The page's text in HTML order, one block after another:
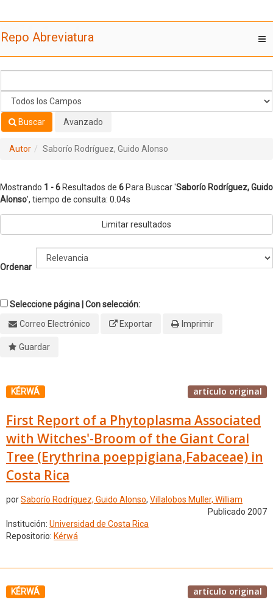
Alonso'
Repo Abreviatura
Buscar Avanzado
Autor Saborío Rodríguez, Guido Alonso
Mostrando 1 - 6 Resultados de 6 Para Buscar 'Saborío Rodríguez, Guido
Alonso', tiempo de consulta: 0.04s
Limitar resultados
Ordenar
Seleccione página | Con selección:
Correo Electrónico
Exportar Imprimir
Guardar
KÉRWÁ artículo original
First Report of a Phytoplasma Associated
with Witches'-Broom of the Giant Coral
Tree (Erythrina poeppigiana,Fabaceae) in
Costa Rica
porSaborío Rodríguez, Guido Alonso, Villalobos Muller, William
Publicado 2007
Institución: Universidad de Costa Rica
Repositorio: Kérwá
KÉRWÁ artículo original